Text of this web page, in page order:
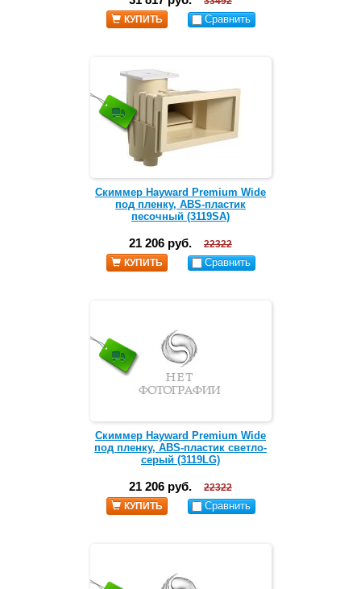
КУПИТЬ
Сравнить
Скиммер Hayward Premium Wide
под пленку, ABS-пластик
песочный (3119SA)
21 206 руб.
22322
КУПИТЬ
Сравнить
Скиммер Hayward Premium Wide
под пленку, ABS-пластик светло-
серый (3119LG)
21 206 руб.
22322
КУПИТЬ
Сравнить